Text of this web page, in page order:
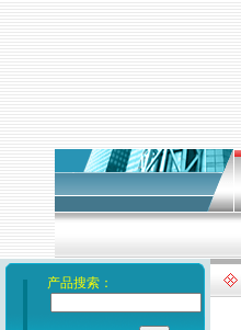
产品搜索：